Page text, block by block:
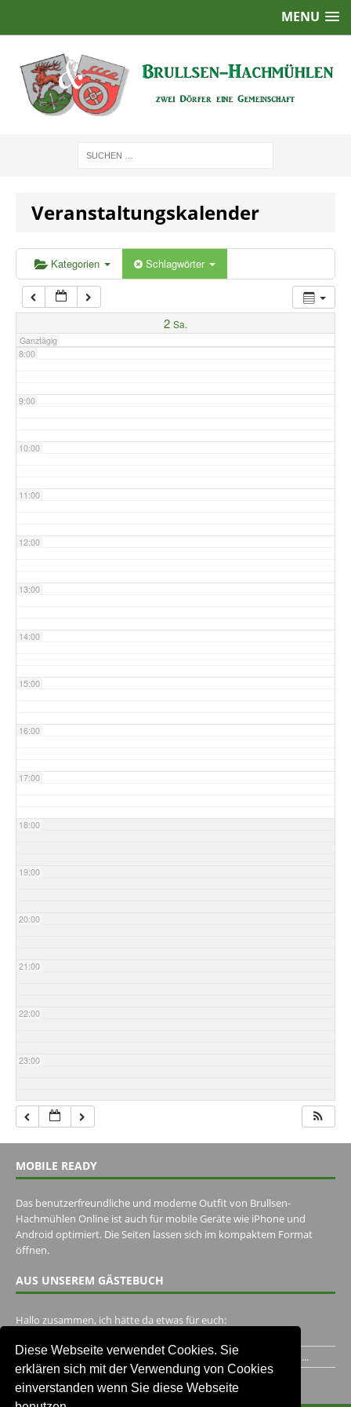
Diese Webseite verwendet Cookies. Sie
erklären sich mit der Verwendung von Cookies
einverstanden wenn Sie diese Webseite
MENU
Veranstaltungskalender
Kategorien Schlagwörter
2 Sa.
Ganztägig
2:00
5:00
6:00
7:00
8:00
9:00
10:00
11:00
12:00
13:00
14:00
15:00
16:00
17:00
18:00
19:00
20:00
21:00
22:00
23:00
MOBILE READY
Das benutzerfreundliche und moderne Outfit von Brullsen-
Hachmühlen Online ist auch für mobile Geräte wie iPhone und
Android optimiert. Die Seiten lassen sich im kompaktem Format
öffnen.
AUS UNSEREM GÄSTEBUCH
Hallo zusammen, ich hätte da etwas für euch:
Ich habe ein Jahr im Gasthaus Hugo Pape verbracht..Habe ihn...
Unser Gästebuch besuchen